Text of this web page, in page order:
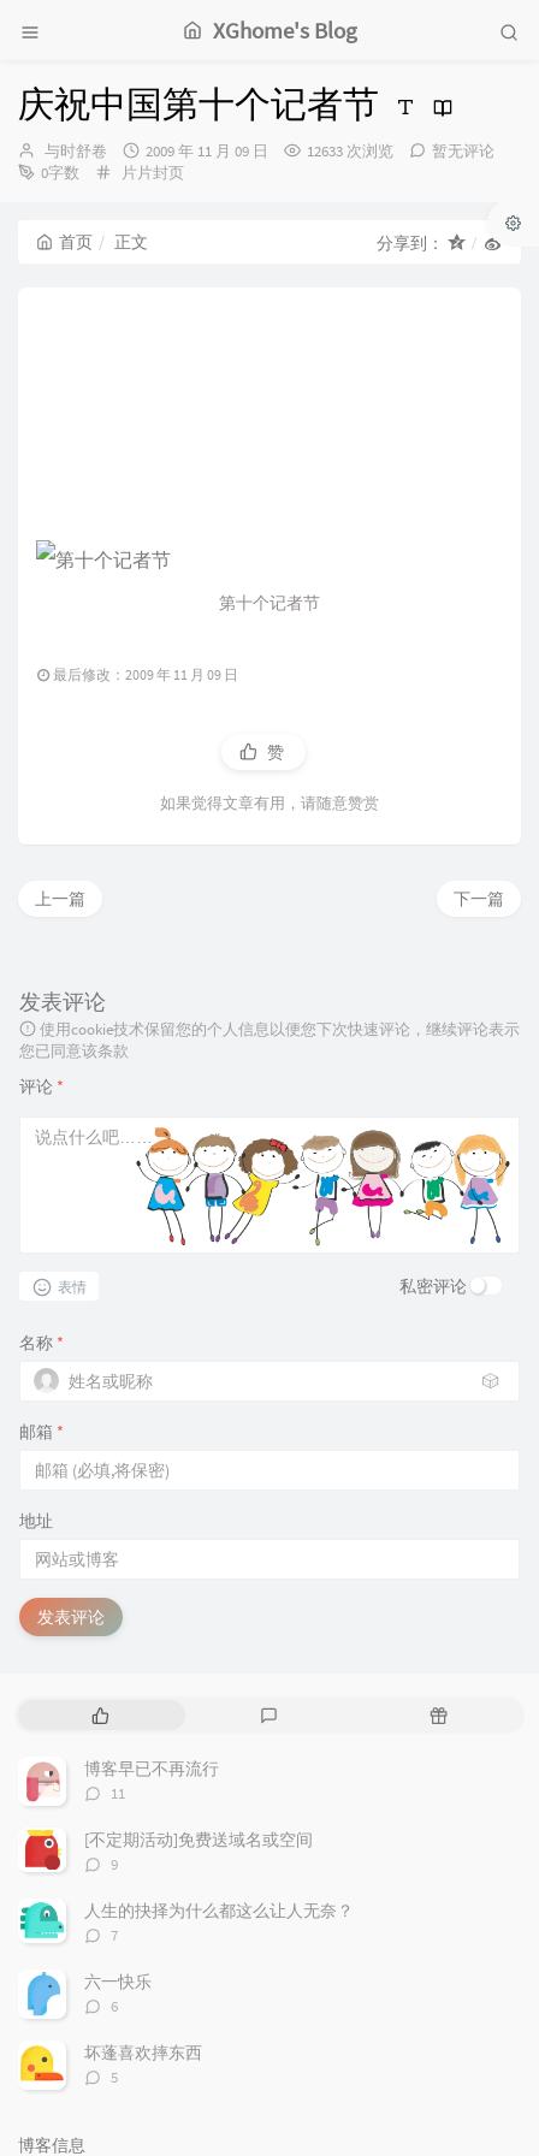
XGhome's Blog
庆祝中国第十个记者节
博
主：
与时舒卷
发
布
2009 年 11 月 09 日 12633 次浏览
暂无评论
0字数
分
片片封页
首页 正文 分享到：
第十个记者节
最后修改：2009 年 11 月 09 日
赞
如果觉得文章有用，请随意赞赏
下一篇
上一篇
发表评论
使用cookie技术保留您的个人信息以便您下次快速评论，继续评论表示
您已同意该条款
评论 *
表情 私密评论
名称 *
🎲
邮箱 *
地址
发表评论
热
文
章
随
博客早已不再流行
评
数：
11
[不定期活动]免费送域名或空间
评
数：
9
人生的抉择为什么都这么让人无奈？
评
数：
7
六一快乐
评
数：
6
坏蓬喜欢摔东西
评
5
博客信息